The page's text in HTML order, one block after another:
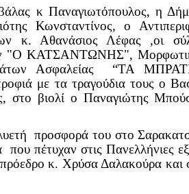
κ Παναγιωτόπουλος, η
Κωνσταντίνος, ο
κ. Αθανάσιος Λέφας ,οι
ΚΑΤΣΑΝΤΩΝΗΣ",
Ασφαλείας “ΤΑ
με τα τραγούδια τους ο
βιολί ο Παναγιώτης
προσφορά του στο
πέτυχαν στις Πανελλήνιες
κ. Χρύσα Δαλακούρα και